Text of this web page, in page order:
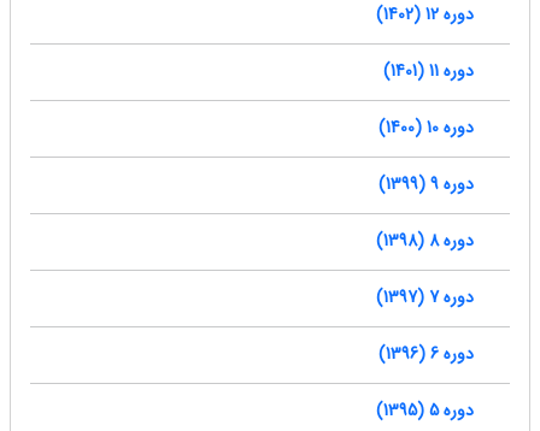
دوره 12 (1402)
دوره 11 (1401)
دوره 10 (1400)
دوره 9 (1399)
دوره 8 (1398)
دوره 7 (1397)
دوره 6 (1396)
دوره 5 (1395)